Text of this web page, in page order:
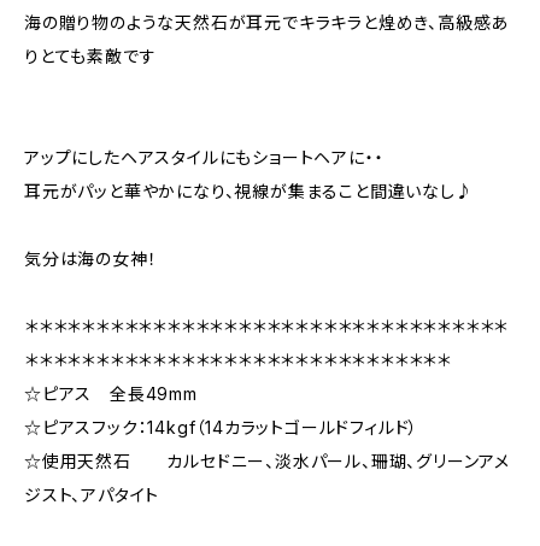
海の贈り物のような天然石が耳元でキラキラと煌めき、高級感あ
りとても素敵です
アップにしたヘアスタイルにもショートヘアに・・
耳元がパッと華やかになり、視線が集まること間違いなし♪
気分は海の女神！
＊＊＊＊＊＊＊＊＊＊＊＊＊＊＊＊＊＊＊＊＊＊＊＊＊＊＊＊＊＊＊＊＊＊
＊＊＊＊＊＊＊＊＊＊＊＊＊＊＊＊＊＊＊＊＊＊＊＊＊＊＊＊＊＊
☆ピアス 全長49mm
☆ピアスフック：14kgf（14カラットゴールドフィルド）
☆使用天然石 カルセドニー、淡水パール、珊瑚、グリーンアメ
ジスト、アパタイト